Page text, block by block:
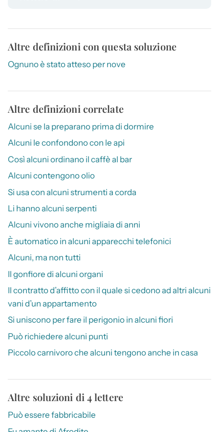
Altre definizioni con questa soluzione
Ognuno è stato atteso per nove
Altre definizioni correlate
Alcuni se la preparano prima di dormire
Alcuni le confondono con le api
Così alcuni ordinano il caffè al bar
Alcuni contengono olio
Si usa con alcuni strumenti a corda
Li hanno alcuni serpenti
Alcuni vivono anche migliaia di anni
È automatico in alcuni apparecchi telefonici
Alcuni, ma non tutti
Il gonfiore di alcuni organi
Il contratto d’affitto con il quale si cedono ad altri alcuni
vani d’un appartamento
Si uniscono per fare il perigonio in alcuni fiori
Può richiedere alcuni punti
Piccolo carnivoro che alcuni tengono anche in casa
Altre soluzioni di 4 lettere
Può essere fabbricabile